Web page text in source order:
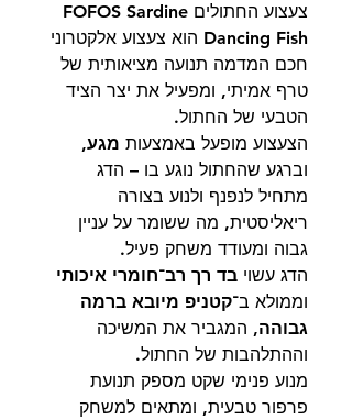
צעצוע החתולים FOFOS Sardine
Dancing Fish הוא צעצוע אלקטרוני
חכם המדמה תנועה מציאותית של
טרף אמיתי, ומפעיל את יצר הציד
הטבעי של החתול.
הצעצוע מופעל באמצעות מגע,
וברגע שהחתול נוגע בו – הדג
מתחיל לנפנף ולנוע בצורה
ריאליסטית, מה ששומר על עניין
גבוה ומעודד משחק פעיל.
הדג עשוי בד רך רב־חומרי איכותי
וממולא ב־קטניפ מיובא ברמה
גבוהה, המגביר את המשיכה
וההתלהבות של החתול.
מנוע פנימי שקט מספק תנועת
פרפור טבעית, ומתאים למשחק